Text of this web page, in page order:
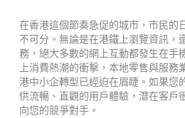
在香港這個節奏急促的城市，市民的
不可分。無論是在港鐵上瀏覽資訊，
務，絕大多數的網上互動都發生在手
上消費熱潮的衝擊，本地零售與服
港中小企轉型已經迫在眉睫。如果您
供流暢、直觀的用戶體驗，潛在客戶
向您的競爭對手。